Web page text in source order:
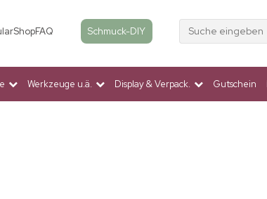
ShopFAQ Schmuck-DIY Suche eingeben
Werkzeuge u.ä. Display & Verpack. Gutschein